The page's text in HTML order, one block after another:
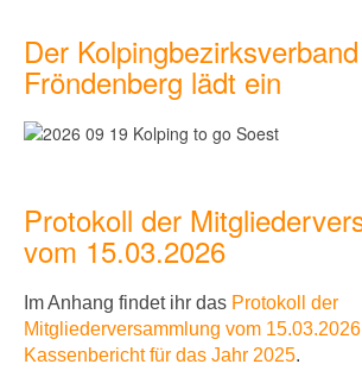
Der
Fröndenberg lädt ein
Protokoll der
vom 15.03.2026
Im Anhang findet ihr das Protokoll der
Mitgliederversammlung vom 15.03.2026
Kassenbericht für das Jahr 2025.